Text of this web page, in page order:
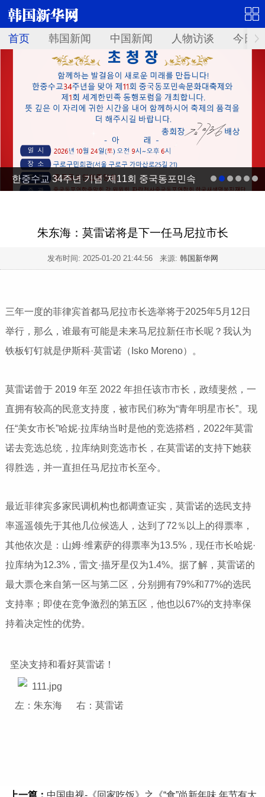
首页 韩国新闻 中国新闻 人物访谈 今日
한중수교 34주년 기념 '제11회 중국동포민속
朱东海：莫雷诺将是下一任马尼拉市长
发布时间: 2025-01-20 21:44:56来源: 韩国新华网
三年一度的菲律宾首都马尼拉市长选举将于2025年5月12日
举行‌，那么，谁最有可能是未来马尼拉新任市长呢？我认为
铁板钉钉就是伊斯科·莫雷诺（Isko Moreno）。
莫雷诺曾于 2019 年至 2022 年担任该市市长，政绩斐然，一
直拥有较高的民意支持度，被市民们称为“青年明星市长”。现
任“美女市长”哈妮·拉库纳当时是他的竞选搭档，2022年莫雷
诺去竞选总统，拉库纳则竞选市长，在莫雷诺的支持下她获
得胜选，并一直担任马尼拉市长至今。
最近菲律宾多家民调机构也都调查证实，莫雷诺的选民支持
率遥遥领先于其他几位候选人，达到了72％以上的得票率，
其他依次是：山姆·维素萨的得票率为13.5%，现任市长哈妮·
拉库纳为12.3%，雷文·描牙星仅为1.4%。据了解，莫雷诺的
最大票仓来自第一区与第二区，分别拥有79%和77%的选民
支持率；即使在竞争激烈的第五区，他也以67%的支持率保
持着决定性的优势。
坚决支持和看好莫雷诺！
左：朱东海 右：莫雷诺
上一篇： 中国电视-《回家吃饭》之《“食”尚新年味 年节有大